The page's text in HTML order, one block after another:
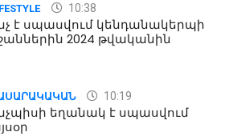
10:38
է սպասվում կենդանակերպի
2024 թվականին
10:19
եղանակ է սպասվում